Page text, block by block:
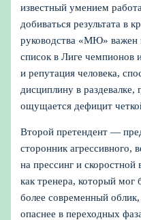
известный умением
добиваться результата в
руководства «МЮ» важен
список в Лиге чемпионов
и репутация человека,
дисциплину в раздевалке,
ощущается дефицит
Второй претендент —
сторонник агрессивного,
на прессинг и
как тренера, который
более современный
опаснее в переходных